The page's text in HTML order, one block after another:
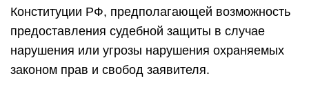
Конституции РФ, предполагающей возможность
предоставления судебной защиты в случае
нарушения или угрозы нарушения охраняемых
законом прав и свобод заявителя.